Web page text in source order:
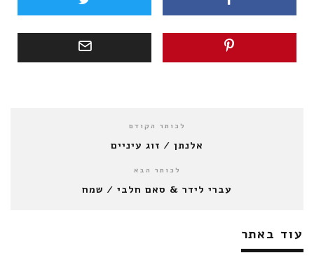
לכותר הקודם
אלנתן / זוג עיניים
לכותר הבא
עברי לידר & סאם חלבי / שמח
עוד באתר